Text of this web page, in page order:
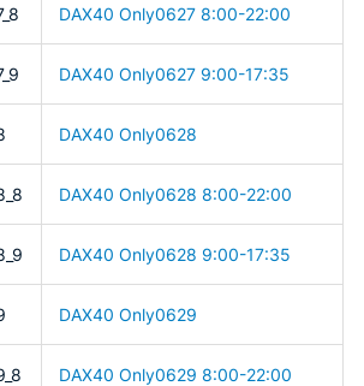
DAX40 Only0627 8:00-22:00
DAX40 Only0627 9:00-17:35
DAX40 Only0628
DAX40 Only0628 8:00-22:00
DAX40 Only0628 9:00-17:35
DAX40 Only0629
DAX40 Only0629 8:00-22:00